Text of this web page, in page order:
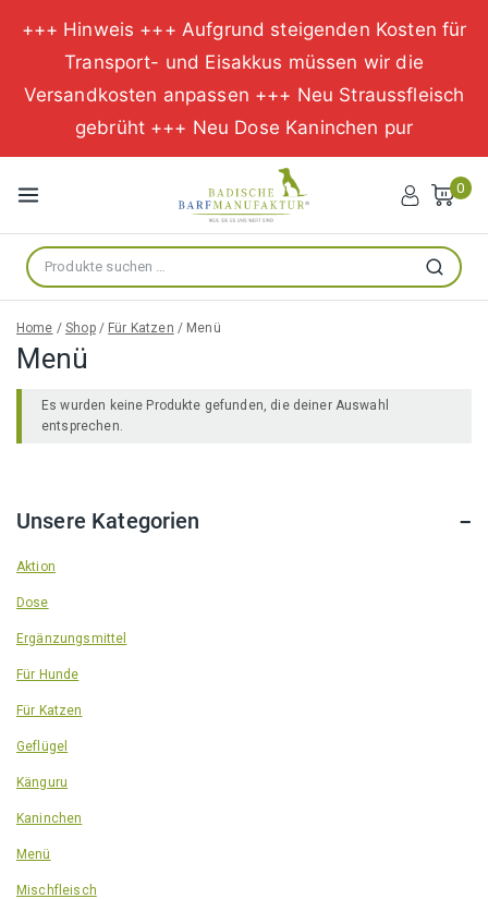
+++ Hinweis +++ Aufgrund steigenden Kosten für
Transport- und Eisakkus müssen wir die
Versandkosten anpassen +++ Neu Straussfleisch
gebrüht +++ Neu Dose Kaninchen pur
Inhalt
springen
0
Suche
nach:
Suchen
Home / Shop / Für Katzen / Menü
Menü
Es wurden keine Produkte gefunden, die deiner Auswahl
entsprechen.
Unsere Kategorien
Aktion
Dose
Ergänzungsmittel
Für Hunde
Für Katzen
Geflügel
Känguru
Kaninchen
Menü
Mischfleisch